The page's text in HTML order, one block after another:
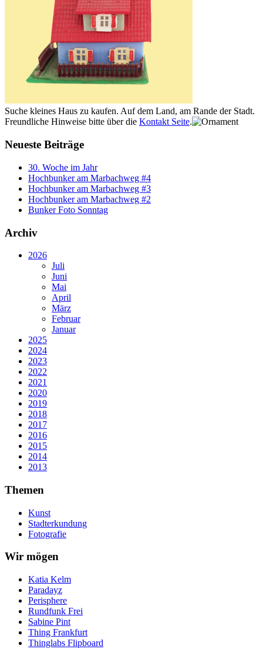
Suche kleines Haus zu kaufen. Auf dem Land, am Rande der Stadt.
Freundliche Hinweise bitte über die Kontakt Seite.
Neueste Beiträge
30. Woche im Jahr
Hochbunker am Marbachweg #4
Hochbunker am Marbachweg #3
Hochbunker am Marbachweg #2
Bunker Foto Sonntag
Archiv
2026
Juli
Juni
Mai
April
März
Februar
Januar
2025
2024
2023
2022
2021
2020
2019
2018
2017
2016
2015
2014
2013
Themen
Kunst
Stadterkundung
Fotografie
Wir mögen
Katia Kelm
Paradayz
Perisphere
Rundfunk Frei
Sabine Pint
Thing Frankfurt
Thinglabs Flipboard